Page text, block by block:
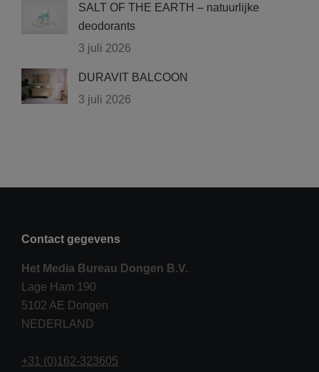
SALT OF THE EARTH – natuurlijke
deodorants
3 juli 2026
DURAVIT BALCOON
3 juli 2026
Contact gegevens
Het Media Bureau Dongen B.V.
Lage Ham 190
5102 AE Dongen
NEDERLAND
+31 (0)162-323605